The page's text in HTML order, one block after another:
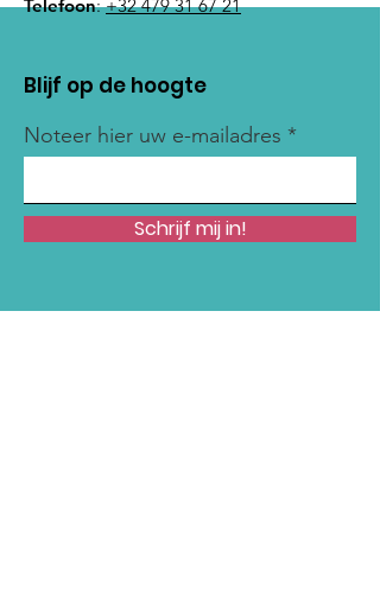
Telefoon:+32 479 31 67 21
Blijf op de hoogte
Noteer hier uw e-mailadres
Schrijf mij in!